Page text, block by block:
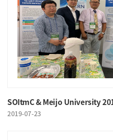
SOItmC & Meijo University
2019-07-23